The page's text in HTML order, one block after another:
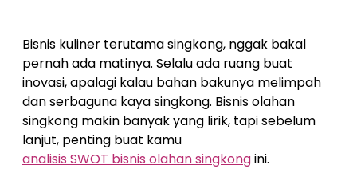
Bisnis kuliner terutama singkong, nggak bakal
pernah ada matinya. Selalu ada ruang buat
inovasi, apalagi kalau bahan bakunya melimpah
dan serbaguna kaya singkong. Bisnis olahan
singkong makin banyak yang lirik, tapi sebelum
lanjut, penting buat kamu
analisis SWOT bisnis olahan singkongini.